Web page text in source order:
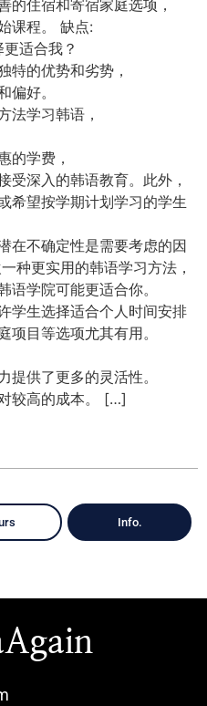
的住宿和寄宿家庭选项，
课程。 缺点:
适合我？
特的优势和劣势，
偏好。
法学习韩语，
的学费，
受深入的韩语教育。此外，
希望按学期计划学习的学生
在不确定性是需要考虑的因
种更实用的韩语学习方法，
语学院可能更适合你。
学生选择适合个人时间安排
项目等选项尤其有用。
提供了更多的灵活性。
较高的成本。 […]
Info.